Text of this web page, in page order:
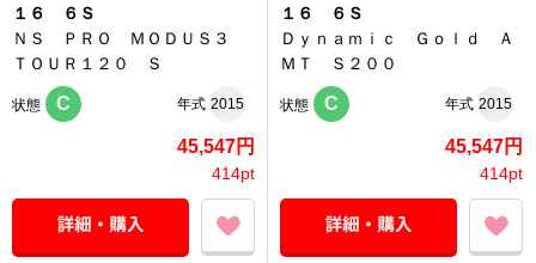
１６ ６Ｓ
ＮＳ ＰＲＯ ＭＯＤＵＳ３
ＴＯＵＲ１２０ Ｓ
状態 C 年式 2015
45,547円
414pt
１６ ６Ｓ
Ｄｙｎａｍｉｃ Ｇｏｌｄ Ａ
ＭＴ Ｓ２００
状態 C 年式 2015
45,547円
414pt